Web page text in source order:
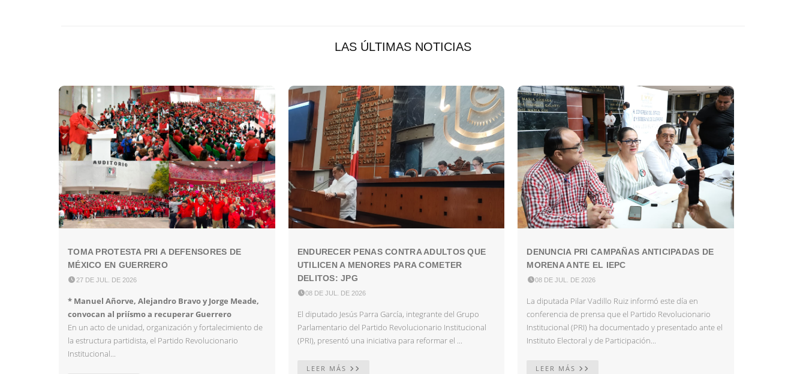
LAS ÚLTIMAS NOTICIAS
TOMA PROTESTA PRI A DEFENSORES DE
MÉXICO EN GUERRERO
 27 DE JUL. DE 2026
* Manuel Añorve, Alejandro Bravo y Jorge Meade,
convocan al priísmo a recuperar Guerrero
En un acto de unidad, organización y fortalecimiento de
la estructura partidista, el Partido Revolucionario
Institucional...
ENDURECER PENAS CONTRA ADULTOS QUE
UTILICEN A MENORES PARA COMETER
DELITOS: JPG
08 DE JUL. DE 2026
El diputado Jesús Parra García, integrante del Grupo
Parlamentario del Partido Revolucionario Institucional
(PRI), presentó una iniciativa para reformar el ...
LEER MÁS
DENUNCIA PRI CAMPAÑAS ANTICIPADAS DE
MORENA ANTE EL IEPC
08 DE JUL. DE 2026
La diputada Pilar Vadillo Ruiz informó este día en
conferencia de prensa que el Partido Revolucionario
Institucional (PRI) ha documentado y presentado ante el
Instituto Electoral y de Participación...
LEER MÁS